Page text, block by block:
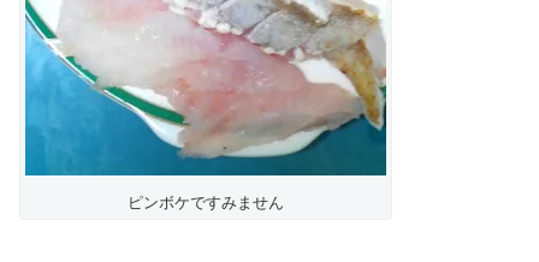
ピンボケですみません